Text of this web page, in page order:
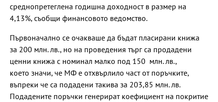
среднопретеглена годишна доходност в размер на
4,13%, съобщи финансовото ведомство.
Първоначално се очакваше да бъдат пласирани книжа
за 200 млн. лв., но на проведения търг са продадени
ценни книжа с номинал малко под 150 млн. лв.,
което значи, че МФ е отхвърлило част от поръчките,
въпреки че са подадени такива за 203,85 млн. лв.
Подадените поръчки генерират коефициент на покритие